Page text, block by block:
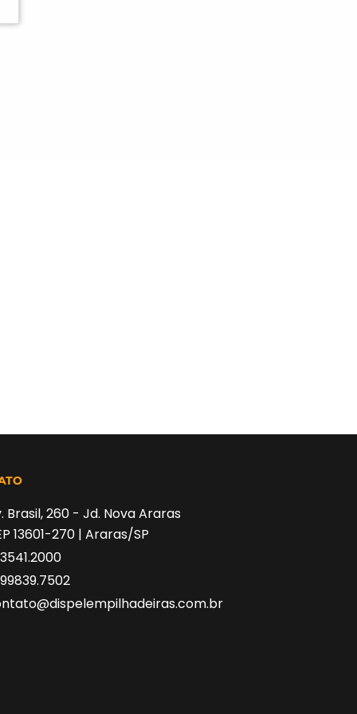
Brasil, 260 - Jd. Nova Araras
13601-270 | Araras/SP
99839.7502